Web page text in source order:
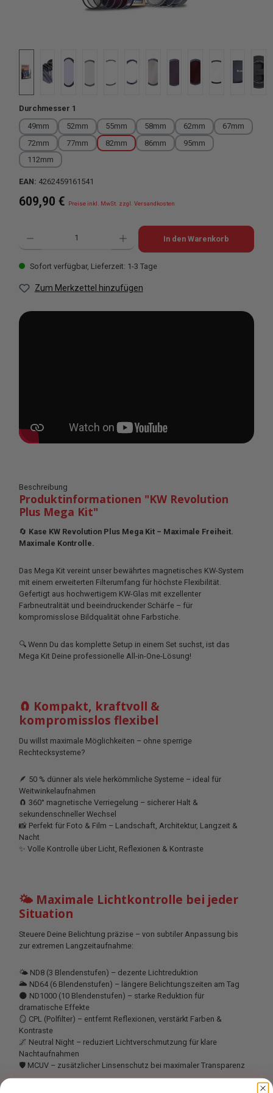
Durchmesser 1
49mm
52mm 55mm 58mm 62mm
67mm
72mm
77mm 82mm 86mm
95mm
112mm
EAN: 4262459161541
Regulärer Preis:
609,90 € Preise inkl. MwSt. zzgl. Versandkosten
Produkt Anzahl: Gib den gewünschten Wert ein oder benutze die
In den Warenkorb
Sofort verfügbar, Lieferzeit: 1-3 Tage
Zum Merkzettel hinzufügen
Beschreibung
Produktinformationen "KW Revolution
Plus Mega Kit"
🔄 Kase KW Revolution Plus Mega Kit – Maximale Freiheit.
Maximale Kontrolle.
Das Mega Kit vereint unser bewährtes magnetisches KW-System
mit einem erweiterten Filterumfang für höchste Flexibilität.
Gefertigt aus hochwertigem KW-Glas mit exzellenter
Farbneutralität und beeindruckender Schärfe – für
kompromisslose Bildqualität ohne Farbstiche.
🔍 Wenn Du das komplette Setup in einem Set suchst, ist das
Mega Kit Deine professionelle All-in-One-Lösung!
🧲 Kompakt, kraftvoll &
kompromisslos flexibel
Du willst maximale Möglichkeiten – ohne sperrige
Rechtecksysteme?
🪶 50 % dünner als viele herkömmliche Systeme – ideal für
Weitwinkelaufnahmen
🧲 360° magnetische Verriegelung – sicherer Halt &
sekundenschneller Wechsel
📸 Perfekt für Foto & Film – Landschaft, Architektur, Langzeit &
Nacht
✨ Volle Kontrolle über Licht, Reflexionen & Kontraste
🌤 Maximale Lichtkontrolle bei jeder
Situation
Steuere Deine Belichtung präzise – von subtiler Anpassung bis
zur extremen Langzeitaufnahme:
🌤 ND8 (3 Blendenstufen) – dezente Lichtreduktion
🌥 ND64 (6 Blendenstufen) – längere Belichtungszeiten am Tag
🌑 ND1000 (10 Blendenstufen) – starke Reduktion für
dramatische Effekte
🪞 CPL (Polfilter) – entfernt Reflexionen, verstärkt Farben &
Kontraste
🌌 Neutral Night – reduziert Lichtverschmutzung für klare
Nachtaufnahmen
🛡 MCUV – zusätzlicher Linsenschutz bei maximaler Transparenz